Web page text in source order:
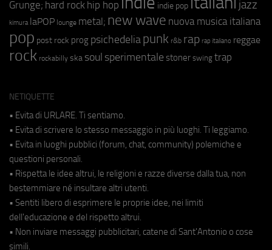
Grunge; hard rock hip hop indie pop jazz
kimura laPOP lounge metal; new wave nuova musica italiana
pop post rock prog psichedeliapunk r&b rap rap italiano reggae
rock rockabilly ska soul sperimentale stoner swing trap
NETIQUETTE
• Evita di URLARE. Ti sentiamo.
• Evita di scrivere lo stesso messaggio in più luoghi. Ti leggiamo.
• Evita in luoghi pubblici (forum, chat, community) polemiche e
questioni personali.
• Rispetta le idee altrui, le religioni e razze diverse dalla tua, non
bestemmiare né insultare altri utenti.
• Sentiti libero di esprimere le proprie idee, nei limiti
dell'educazione e del rispetto altrui.
• Non inviare messaggi pubblicitari, catene di Sant'Antonio o cose
simili.